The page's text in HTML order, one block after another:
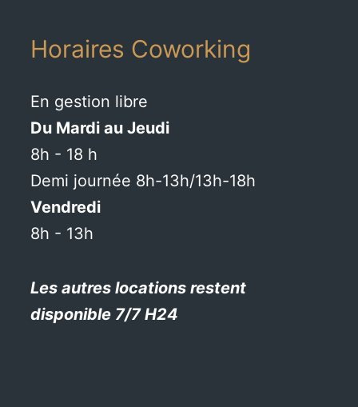
Horaires Coworking
En gestion libre
Du Mardi au Jeudi
8h - 18 h
Demi journée 8h-13h/13h-18h
Vendredi
8h - 13h
Les autres locations restent
disponible 7/7 H24